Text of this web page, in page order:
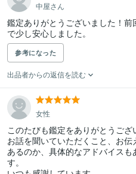
中屋さん
鑑定ありがとうございました！
で少し安心しました。
参考になった
出品者からの返信を読む
女性
このたびも鑑定をありがとうござ
お話を聞いていただくこと、お
あるのか、具体的なアドバイス
す。